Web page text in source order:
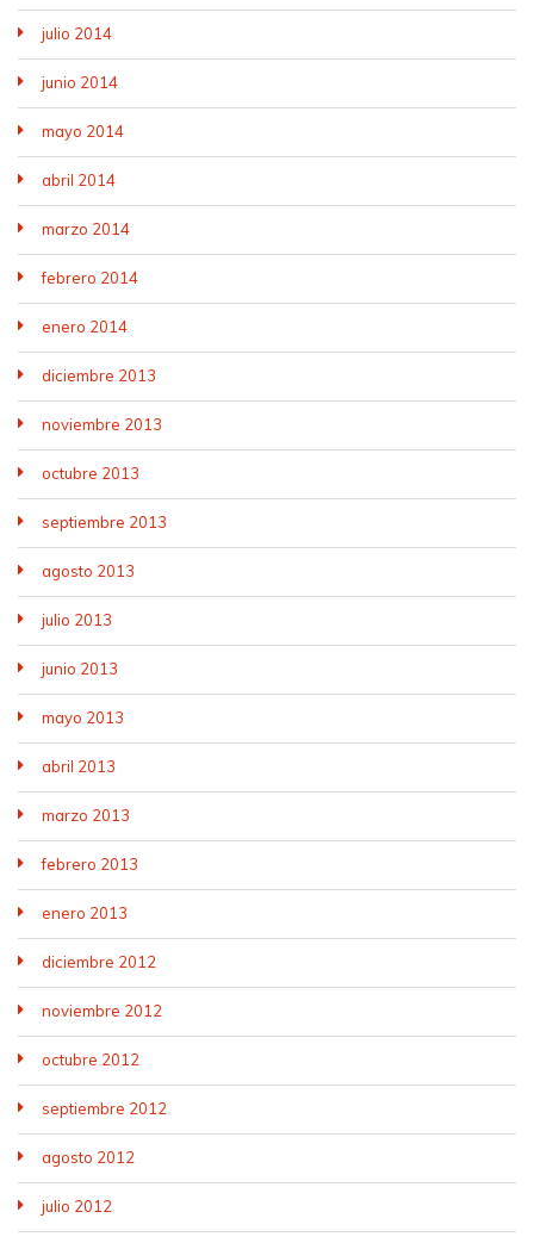
julio 2014
junio 2014
mayo 2014
abril 2014
marzo 2014
febrero 2014
enero 2014
diciembre 2013
noviembre 2013
octubre 2013
septiembre 2013
agosto 2013
julio 2013
junio 2013
mayo 2013
abril 2013
marzo 2013
febrero 2013
enero 2013
diciembre 2012
noviembre 2012
octubre 2012
septiembre 2012
agosto 2012
julio 2012